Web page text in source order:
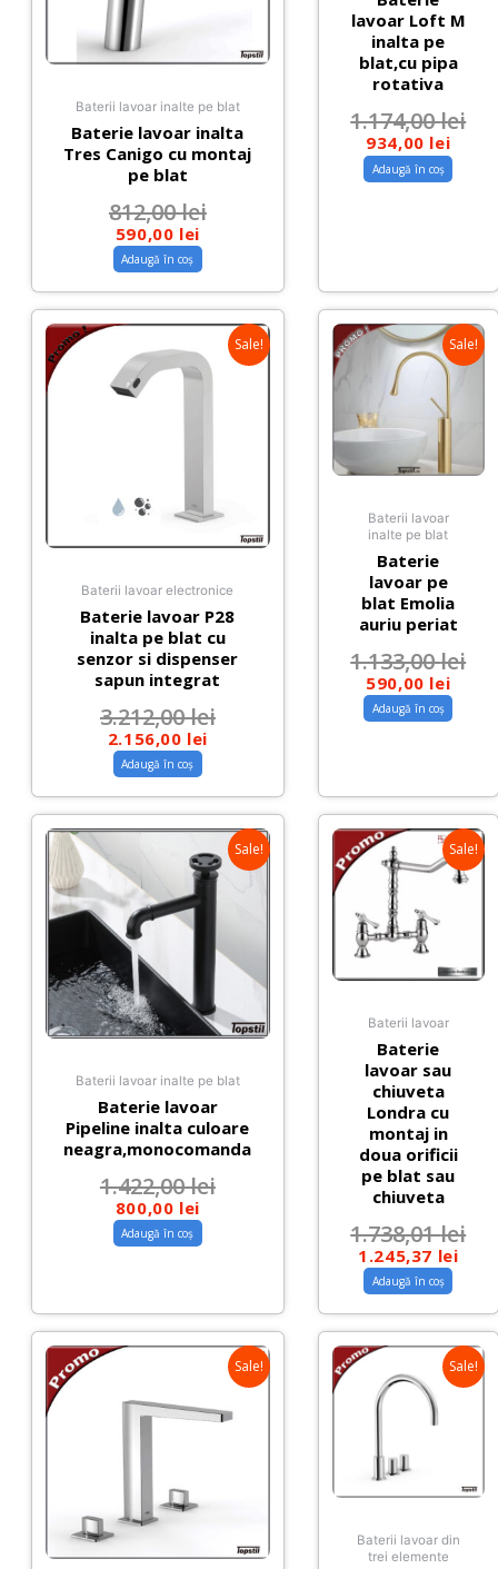
Baterii lavoar inalte pe blat
Baterie lavoar inalta
Tres Canigo cu montaj
pe blat
812,00lei
590,00 lei
Adaugă în coș
lavoar Loft M
inalta pe
blat,cu pipa
rotativa
1.174,00lei
934,00 lei
Adaugă în coș
Sale!
Baterii lavoar electronice
Baterie lavoar P28
inalta pe blat cu
senzor si dispenser
sapun integrat
3.212,00lei
2.156,00 lei
Adaugă în coș
Sale!
Baterii lavoar
inalte pe blat
Baterie
lavoar pe
blat Emolia
auriu periat
1.133,00lei
590,00 lei
Adaugă în coș
Sale!
Baterii lavoar inalte pe blat
Baterie lavoar
Pipeline inalta culoare
neagra,monocomanda
1.422,00lei
800,00 lei
Adaugă în coș
Sale!
Baterii lavoar
Baterie
lavoar sau
chiuveta
Londra cu
montaj in
doua orificii
pe blat sau
chiuveta
1.738,01lei
1.245,37 lei
Adaugă în coș
Sale! Sale!
Baterii lavoar din
trei elemente